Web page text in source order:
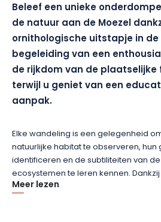
Beleef een unieke
de natuur aan de Moezel
ornithologische uitstapje in
begeleiding van een
de rijkdom van de plaatselijke
terwijl u geniet van een
aanpak.
Elke wandeling is een gelegenheid
natuurlijke habitat te observeren,
identificeren en de subtiliteiten van
ecosystemen te leren kennen.
begrijp je de interacties tussen de
Meer lezen